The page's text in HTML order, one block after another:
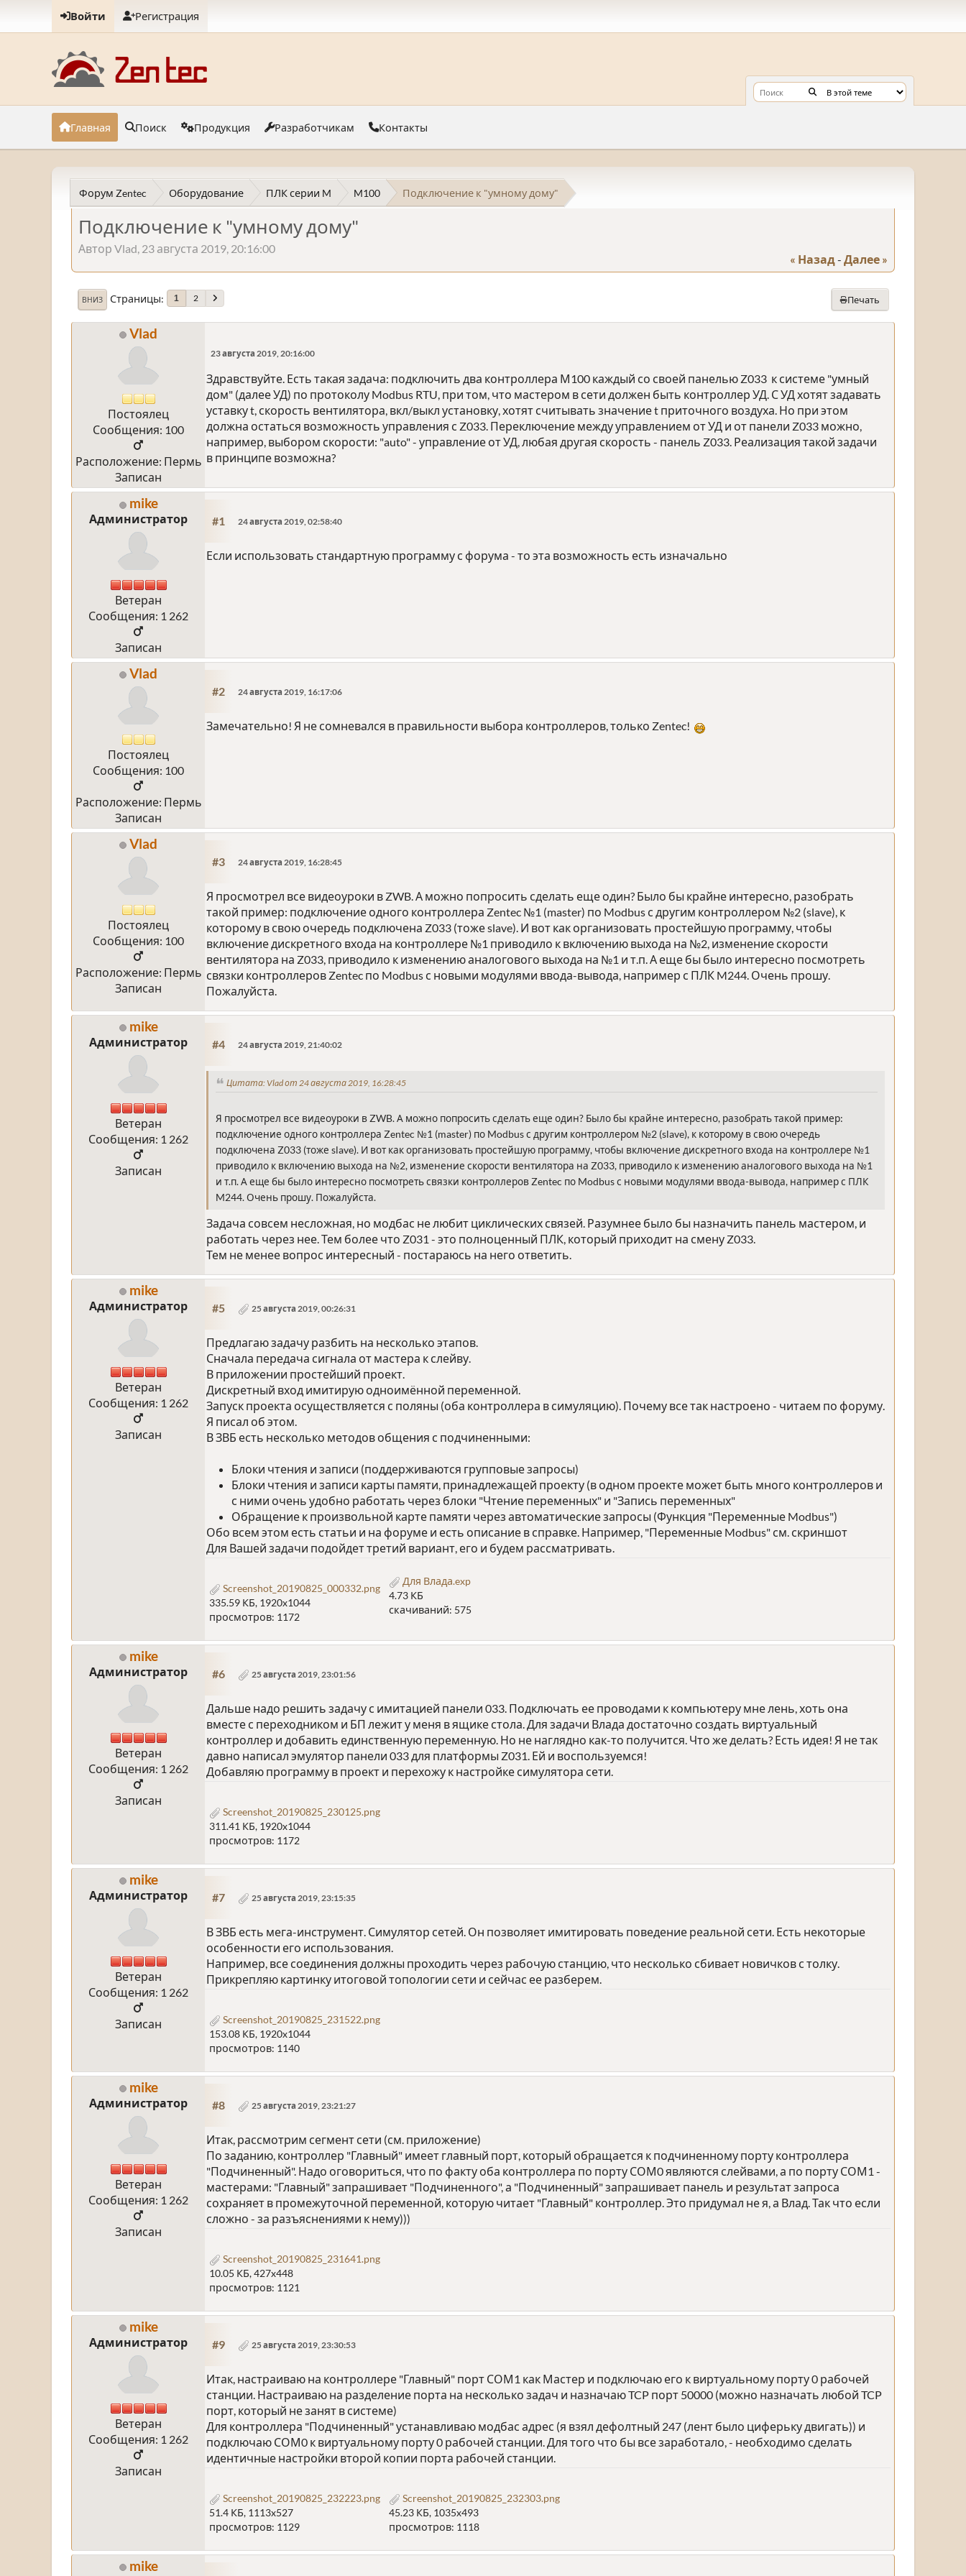
Войти Регистрация
Главная Поиск Продукция Разработчикам Контакты
Форум Zentec Оборудование ПЛК серии M M100 Подключение к "умному дому"
Подключение к "умному дому"
Автор Vlad, 23 августа 2019, 20:16:00
« Назад - Далее »
Печать
ВНИЗ Страницы 1 2
Vlad
Постоялец
Сообщения: 100
Расположение: Пермь
Записан
23 августа 2019, 20:16:00
Здравствуйте. Есть такая задача: подключить два контроллера М100 каждый со своей панелью Z033 к системе "умный
дом" (далее УД) по протоколу Modbus RTU, при том, что мастером в сети должен быть контроллер УД. С УД хотят задавать
уставку t, скорость вентилятора, вкл/выкл установку, хотят считывать значение t приточного воздуха. Но при этом
должна остаться возможность управления с Z033. Переключение между управлением от УД и от панели Z033 можно,
например, выбором скорости: "auto" - управление от УД, любая другая скорость - панель Z033. Реализация такой задачи
в принципе возможна?
mike
Администратор
Ветеран
Сообщения: 1 262
Записан
#1 24 августа 2019, 02:58:40
Если использовать стандартную программу с форума - то эта возможность есть изначально
Vlad
Постоялец
Сообщения: 100
Расположение: Пермь
Записан
#2 24 августа 2019, 16:17:06
Замечательно! Я не сомневался в правильности выбора контроллеров, только Zentec!
Vlad
Постоялец
Сообщения: 100
Расположение: Пермь
Записан
#3 24 августа 2019, 16:28:45
Я просмотрел все видеоуроки в ZWB. А можно попросить сделать еще один? Было бы крайне интересно, разобрать
такой пример: подключение одного контроллера Zentec №1 (master) по Modbus с другим контроллером №2 (slave), к
которому в свою очередь подключена Z033 (тоже slave). И вот как организовать простейшую программу, чтобы
включение дискретного входа на контроллере №1 приводило к включению выхода на №2, изменение скорости
вентилятора на Z033, приводило к изменению аналогового выхода на №1 и т.п. А еще бы было интересно посмотреть
связки контроллеров Zentec по Modbus с новыми модулями ввода-вывода, например с ПЛК M244. Очень прошу.
Пожалуйста.
mike
Администратор
Ветеран
Сообщения: 1 262
Записан
#4 24 августа 2019, 21:40:02
Цитата: Vlad от 24 августа 2019, 16:28:45
Я просмотрел все видеоуроки в ZWB. А можно попросить сделать еще один? Было бы крайне интересно, разобрать такой пример:
подключение одного контроллера Zentec №1 (master) по Modbus с другим контроллером №2 (slave), к которому в свою очередь
подключена Z033 (тоже slave). И вот как организовать простейшую программу, чтобы включение дискретного входа на контроллере №1
приводило к включению выхода на №2, изменение скорости вентилятора на Z033, приводило к изменению аналогового выхода на №1
и т.п. А еще бы было интересно посмотреть связки контроллеров Zentec по Modbus с новыми модулями ввода-вывода, например с ПЛК
M244. Очень прошу. Пожалуйста.
Задача совсем несложная, но модбас не любит циклических связей. Разумнее было бы назначить панель мастером, и
работать через нее. Тем более что Z031 - это полноценный ПЛК, который приходит на смену Z033.
Тем не менее вопрос интересный - постараюсь на него ответить.
mike
Администратор
Ветеран
Сообщения: 1 262
Записан
#5 25 августа 2019, 00:26:31
Предлагаю задачу разбить на несколько этапов.
Сначала передача сигнала от мастера к слейву.
В приложении простейший проект.
Дискретный вход имитирую одноимённой переменной.
Запуск проекта осуществляется с поляны (оба контроллера в симуляцию). Почему все так настроено - читаем по форуму.
Я писал об этом.
В ЗВБ есть несколько методов общения с подчиненными:
Блоки чтения и записи (поддерживаются групповые запросы)
Блоки чтения и записи карты памяти, принадлежащей проекту (в одном проекте может быть много контроллеров и
с ними очень удобно работать через блоки "Чтение переменных" и "Запись переменных"
Обращение к произвольной карте памяти через автоматические запросы (Функция "Переменные Modbus")
Обо всем этом есть статьи и на форуме и есть описание в справке. Например, "Переменные Modbus" см. скриншот
Для Вашей задачи подойдет третий вариант, его и будем рассматривать.
Screenshot_20190825_000332.png
335.59 КБ, 1920x1044
просмотров: 1172
Для Влада.exp
4.73 КБ
скачиваний: 575
mike
Администратор
Ветеран
Сообщения: 1 262
Записан
#6 25 августа 2019, 23:01:56
Дальше надо решить задачу с имитацией панели 033. Подключать ее проводами к компьютеру мне лень, хоть она
вместе с переходником и БП лежит у меня в ящике стола. Для задачи Влада достаточно создать виртуальный
контроллер и добавить единственную переменную. Но не наглядно как-то получится. Что же делать? Есть идея! Я не так
давно написал эмулятор панели 033 для платформы Z031. Ей и воспользуемся!
Добавляю программу в проект и перехожу к настройке симулятора сети.
Screenshot_20190825_230125.png
311.41 КБ, 1920x1044
просмотров: 1172
mike
Администратор
Ветеран
Сообщения: 1 262
Записан
#7 25 августа 2019, 23:15:35
В ЗВБ есть мега-инструмент. Симулятор сетей. Он позволяет имитировать поведение реальной сети. Есть некоторые
особенности его использования.
Например, все соединения должны проходить через рабочую станцию, что несколько сбивает новичков с толку.
Прикрепляю картинку итоговой топологии сети и сейчас ее разберем.
Screenshot_20190825_231522.png
153.08 КБ, 1920x1044
просмотров: 1140
mike
Администратор
Ветеран
Сообщения: 1 262
Записан
#8 25 августа 2019, 23:21:27
Итак, рассмотрим сегмент сети (см. приложение)
По заданию, контроллер "Главный" имеет главный порт, который обращается к подчиненному порту контроллера
"Подчиненный". Надо оговориться, что по факту оба контроллера по порту СОМ0 являются слейвами, а по порту СОМ1 -
мастерами: "Главный" запрашивает "Подчиненного", а "Подчиненный" запрашивает панель и результат запроса
сохраняет в промежуточной переменной, которую читает "Главный" контроллер. Это придумал не я, а Влад. Так что если
сложно - за разъяснениями к нему)))
Screenshot_20190825_231641.png
10.05 КБ, 427x448
просмотров: 1121
mike
Администратор
Ветеран
Сообщения: 1 262
Записан
#9 25 августа 2019, 23:30:53
Итак, настраиваю на контроллере "Главный" порт СОМ1 как Мастер и подключаю его к виртуальному порту 0 рабочей
станции. Настраиваю на разделение порта на несколько задач и назначаю TCP порт 50000 (можно назначать любой TCP
порт, который не занят в системе)
Для контроллера "Подчиненный" устанавливаю модбас адрес (я взял дефолтный 247 (лент было циферьку двигать)) и
подключаю СОМ0 к виртуальному порту 0 рабочей станции. Для того что бы все заработало, - необходимо сделать
идентичные настройки второй копии порта рабочей станции.
Screenshot_20190825_232223.png
51.4 КБ, 1113x527
просмотров: 1129
Screenshot_20190825_232303.png
45.23 КБ, 1035x493
просмотров: 1118
mike